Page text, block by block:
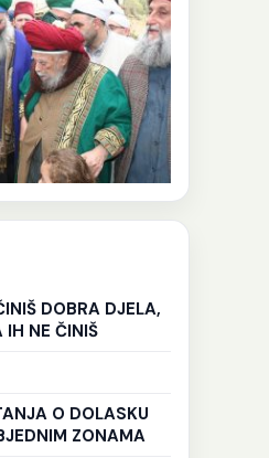
DOBRA DJELA,
IH NE ČINIŠ
O DOLASKU
ZONAMA